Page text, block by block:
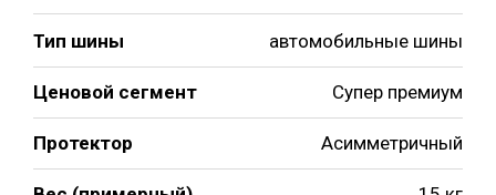
Тип шины автомобильные шины
Ценовой сегмент Супер премиум
Протектор Асимметричный